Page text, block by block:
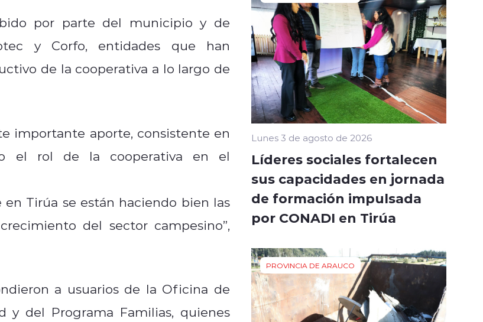
por parte del municipio y de
y Corfo, entidades que han
de la cooperativa a lo largo de
importante aporte, consistente en
el rol de la cooperativa en el
Tirúa se están haciendo bien las
del sector campesino”,
a usuarios de la Oficina de
y del Programa Familias, quienes
Lunes 3 de agosto de 2026
Líderes sociales fortalecen
sus capacidades en jornada
de formación impulsada
por CONADI en Tirúa
PROVINCIA DE ARAUCO